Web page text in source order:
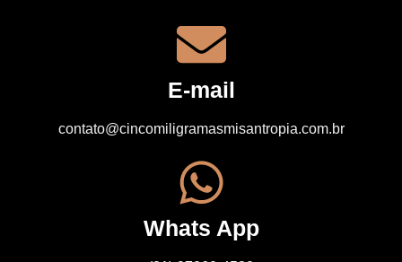
E-mail
contato@cincomiligramasmisantropia.com.br
Whats App